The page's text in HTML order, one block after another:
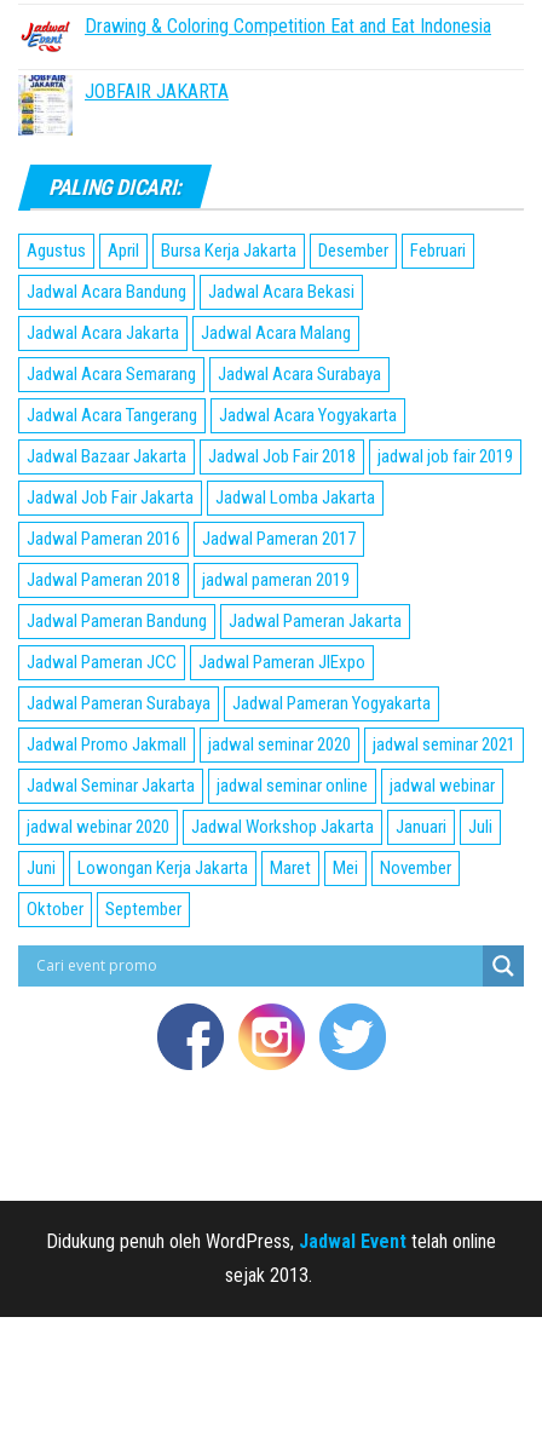
Drawing & Coloring Competition Eat and Eat Indonesia
JOBFAIR JAKARTA
PALING DICARI:
Agustus April Bursa Kerja Jakarta Desember
Februari
Jadwal Acara Bandung
Jadwal Acara Bekasi
Jadwal Acara Jakarta
Jadwal Acara Malang
Jadwal Acara Semarang
Jadwal Acara Surabaya
Jadwal Acara Tangerang
Jadwal Acara Yogyakarta
Jadwal Bazaar Jakarta
Jadwal Job Fair 2018
jadwal job fair 2019
Jadwal Job Fair Jakarta
Jadwal Lomba Jakarta
Jadwal Pameran 2016
Jadwal Pameran 2017
Jadwal Pameran 2018
jadwal pameran 2019
Jadwal Pameran Bandung
Jadwal Pameran Jakarta
Jadwal Pameran JCC
Jadwal Pameran JIExpo
Jadwal Pameran Surabaya
Jadwal Pameran Yogyakarta
Jadwal Promo Jakmall
jadwal seminar 2020
jadwal seminar 2021
Jadwal Seminar Jakarta
jadwal seminar online
jadwal webinar
jadwal webinar 2020
Jadwal Workshop Jakarta Januari
Juli
Juni
Lowongan Kerja Jakarta Maret Mei
November
Oktober
September
Didukung penuh oleh WordPress, Jadwal Event telah online
sejak 2013.